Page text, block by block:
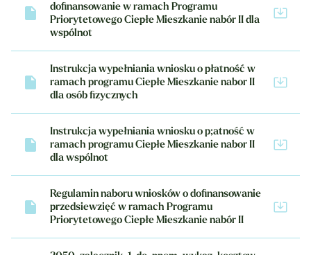
dofinansowanie w ramach Programu
Priorytetowego Ciepłe Mieszkanie nabór II dla
wspólnot
Instrukcja wypełniania wniosku o płatność w
ramach programu Ciepłe Mieszkanie nabor II
dla osób fizycznych
Instrukcja wypełniania wniosku o p;atność w
ramach programu Ciepłe Mieszkanie nabor II
dla wspólnot
Regulamin naboru wniosków o dofinansowanie
przedsiewzięć w ramach Programu
Priorytetowego Ciepłe Mieszkanie nabór II